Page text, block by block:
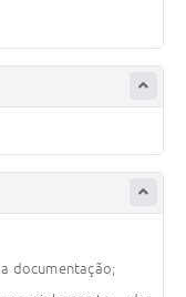
documentação;